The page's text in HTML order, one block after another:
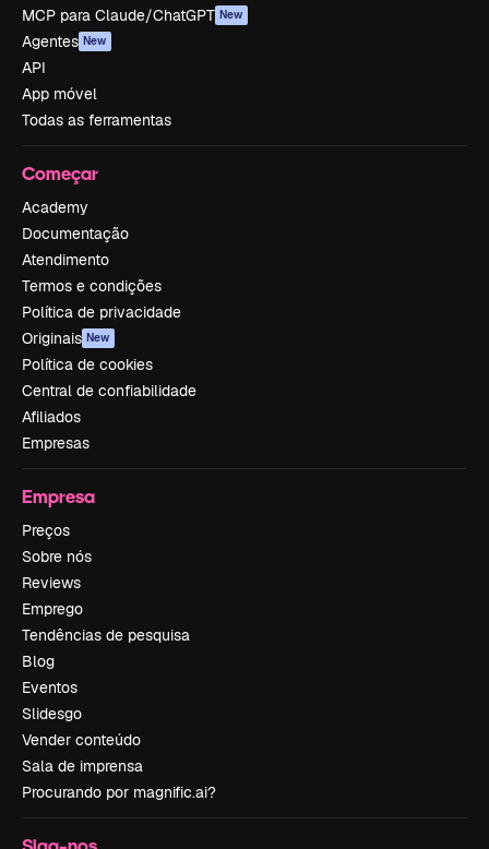
MCP para Claude/ChatGPT New
Agentes New
API
App móvel
Todas as ferramentas
Começar
Academy
Documentação
Atendimento
Termos e condições
Política de privacidade
Originais New
Política de cookies
Central de confiabilidade
Afiliados
Empresas
Empresa
Preços
Sobre nós
Reviews
Emprego
Tendências de pesquisa
Blog
Eventos
Slidesgo
Vender conteúdo
Sala de imprensa
Procurando por magnific.ai?